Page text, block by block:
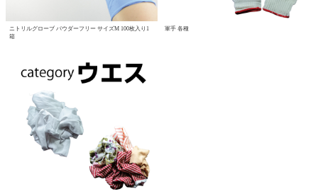
ニトリルグローブ パウダーフリー サイズM 100枚入り1
箱
軍手 各種